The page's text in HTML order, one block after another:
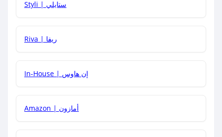
هل يمكنني جمع كود خصم مع العروض الأخرى؟
Styli | ستايلي
Riva | ريفا
In-House | إن هاوس
Amazon | أمازون